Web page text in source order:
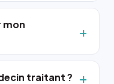
mon
traitant ?